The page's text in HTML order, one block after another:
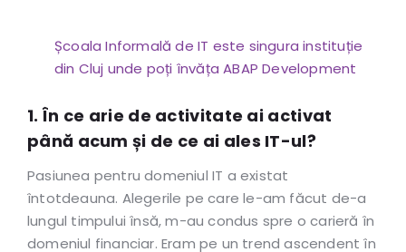
Școala Informală de IT este singura instituție
din Cluj unde poți învăța ABAP Development
1. În ce arie de activitate ai activat
până acum și de ce ai ales IT-ul?
Pasiunea pentru domeniul IT a existat
întotdeauna. Alegerile pe care le-am făcut de-a
lungul timpului însă, m-au condus spre o carieră în
domeniul financiar. Eram pe un trend ascendent în